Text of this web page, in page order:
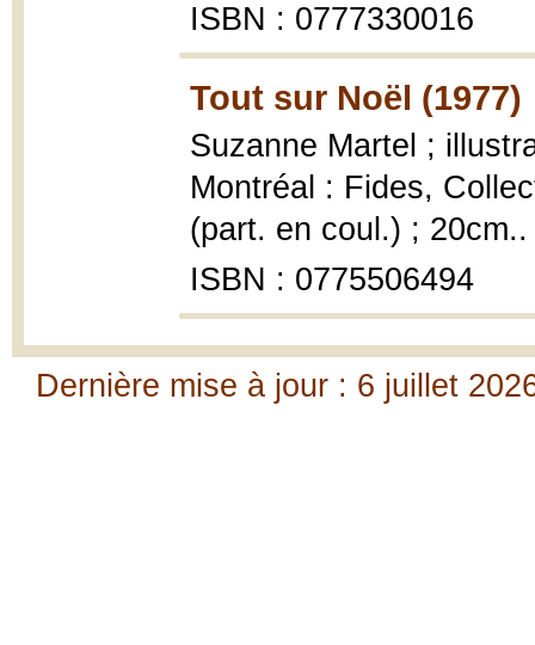
ISBN : 0777330016
Tout sur Noël (1977)
Suzanne Martel ;
Montréal : Fides,
(part. en coul.) ; 20cm..
ISBN : 0775506494
Dernière mise à jour : 6 juillet